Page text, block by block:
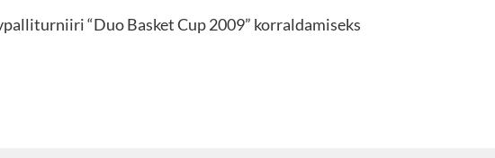
“Duo Basket Cup 2009” korraldamiseks